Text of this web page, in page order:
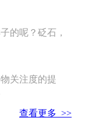
的呢？砭石，
关注度的提
查看更多 >>